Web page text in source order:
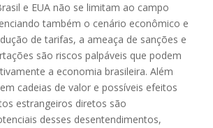
e EUA não se limitam ao campo
também o cenário econômico e
de tarifas, a ameaça de sanções e
são riscos palpáveis que podem
a economia brasileira. Além
cadeias de valor e possíveis efeitos
estrangeiros diretos são
desses desentendimentos,